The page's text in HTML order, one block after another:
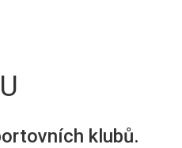
klubů.